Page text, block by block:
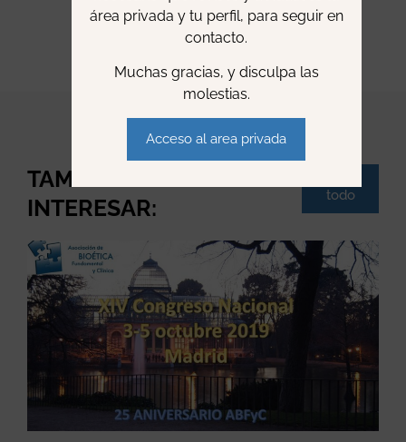
TAMBIÉN TE PUEDE
INTERESAR:
todo
área privada y tu perfil, para seguir en
contacto.
Muchas gracias, y disculpa las
molestias.
Acceso al area privada